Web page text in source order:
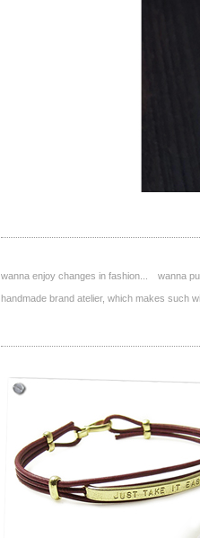
wanna enjoy changes in fashion... wanna
handmade brand atelier, which makes